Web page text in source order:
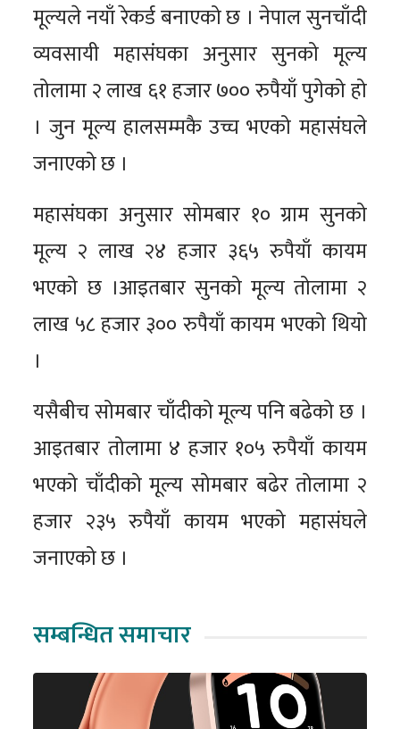
मूल्यले नयाँ रेकर्ड बनाएको छ । नेपाल सुनचाँदी
व्यवसायी महासंघका अनुसार सुनको मूल्य
तोलामा २ लाख ६१ हजार ७०० रुपैयाँ पुगेको हो
। जुन मूल्य हालसम्मकै उच्च भएको महासंघले
जनाएको छ ।
महासंघका अनुसार सोमबार १० ग्राम सुनको
मूल्य २ लाख २४ हजार ३६५ रुपैयाँ कायम
भएको छ ।आइतबार सुनको मूल्य तोलामा २
लाख ५८ हजार ३०० रुपैयाँ कायम भएको थियो
।
यसैबीच सोमबार चाँदीको मूल्य पनि बढेको छ ।
आइतबार तोलामा ४ हजार १०५ रुपैयाँ कायम
भएको चाँदीको मूल्य सोमबार बढेर तोलामा २
हजार २३५ रुपैयाँ कायम भएको महासंघले
जनाएको छ ।
सम्बन्धित समाचार